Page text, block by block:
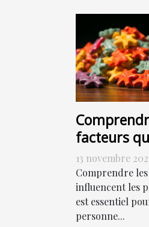
facteurs
les prix de
13 novembre
Comprendre
influencent les
est essentiel
personne...